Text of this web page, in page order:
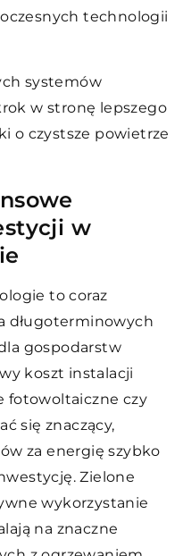
technologii
systemów
w stronę lepszego
o czystsze powietrze
w
to coraz
długoterminowych
gospodarstw
koszt instalacji
fotowoltaiczne czy
się znaczący,
za energię szybko
Zielone
wykorzystanie
na znaczne